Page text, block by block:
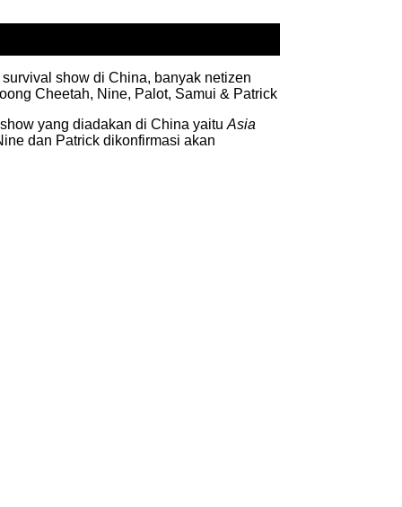
show di China, banyak netizen
Cheetah, Nine, Palot, Samui & Patrick
yang diadakan di China yaitu Asia
dan Patrick dikonfirmasi akan